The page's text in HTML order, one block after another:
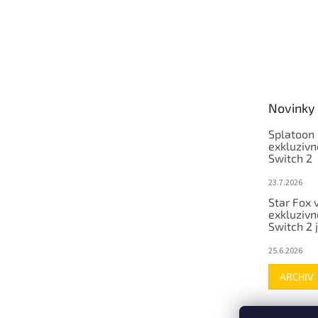
Novinky
Splatoon
Switch 2
23.7.2026
Star Fox
Switch 2
25.6.2026
ARCHIV